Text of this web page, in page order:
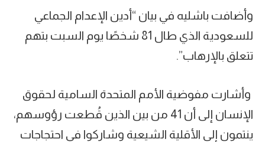
وأضافت باشليه في بيان “أدين الإعدام الجماعي
للسعودية الذي طال 81 شخصًا يوم السبت بتهم
تتعلق بالإرهاب”.
وأشارت مفوضية الأمم المتحدة السامية لحقوق
الإنسان إلى أن 41 من بين الذين قُطعت رؤوسهم،
ينتمون إلى الأقلية الشيعية وشاركوا في احتجاجات